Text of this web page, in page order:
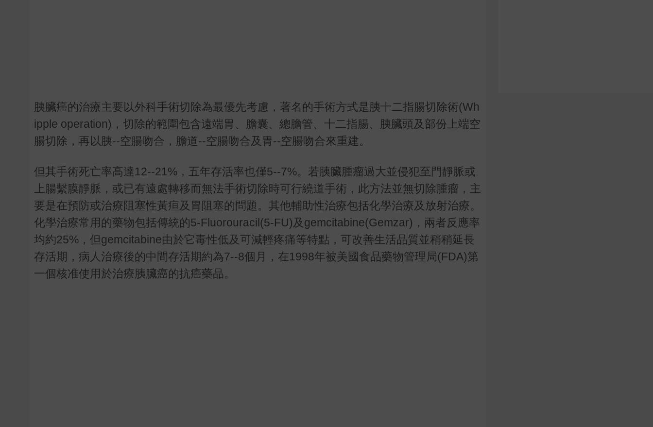
胰臟癌的治療主要以外科手術切除為最優先考慮，著名的手術方式是胰十二指腸切除術(Wh
ipple operation)，切除的範圍包含遠端胃、膽囊、總膽管、十二指腸、胰臟頭及部份上端空
腸切除，再以胰--空腸吻合，膽道--空腸吻合及胃--空腸吻合來重建。
但其手術死亡率高達12--21%，五年存活率也僅5--7%。若胰臟腫瘤過大並侵犯至門靜脈或
上腸繫膜靜脈，或已有遠處轉移而無法手術切除時可行繞道手術，此方法並無切除腫瘤，主
要是在預防或治療阻塞性黃疸及胃阻塞的問題。其他輔助性治療包括化學治療及放射治療。
化學治療常用的藥物包括傳統的5-Fluorouracil(5-FU)及gemcitabine(Gemzar)，兩者反應率
均約25%，但gemcitabine由於它毒性低及可減輕疼痛等特點，可改善生活品質並稍稍延長
存活期，病人治療後的中間存活期約為7--8個月，在1998年被美國食品藥物管理局(FDA)第
一個核准使用於治療胰臟癌的抗癌藥品。